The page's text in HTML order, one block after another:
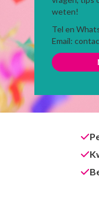
weten!
Tel en
Email: